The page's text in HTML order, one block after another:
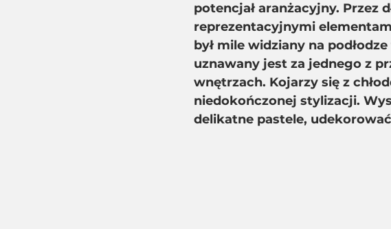
potencjał aranżacyjny. Przez
reprezentacyjnymi
był mile widziany na
uznawany jest za jednego z
wnętrzach. Kojarzy się z
niedokończonej stylizacji.
delikatne pastele,